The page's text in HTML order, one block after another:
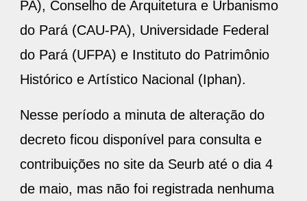
PA), Conselho de Arquitetura e Urbanismo
do Pará (CAU-PA), Universidade Federal
do Pará (UFPA) e Instituto do Patrimônio
Histórico e Artístico Nacional (Iphan).
Nesse período a minuta de alteração do
decreto ficou disponível para consulta e
contribuições no site da Seurb até o dia 4
de maio, mas não foi registrada nenhuma